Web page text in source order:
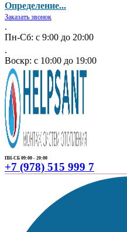
Определение...
Заказать звонок
.
Пн-Сб: с 9:00 до 20:00
.
Воскр: с 10:00 до 19:00
ПН-СБ 09:00 - 20:00
+7 (978) 515 999 7